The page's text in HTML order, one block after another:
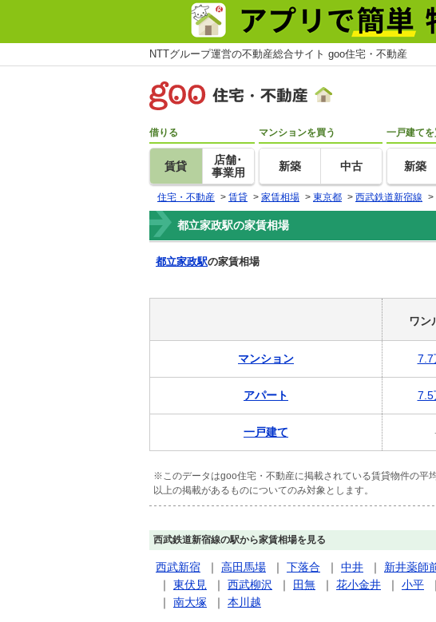
NTTグループ運営の不動産総合サイト goo住宅・不動産
借りる
賃貸
店舗･
事業用
マンションを買う
新築 中古
一戸建てを
新築
住宅・不動産 > 賃貸 > 家賃相場 > 東京都 > 西武鉄道新宿線 >
都立家政駅の家賃相場
都立家政駅の家賃相場
ワン
マンション 7.7
アパート 7.5
一戸建て
※このデータはgoo住宅・不動産に掲載されている賃貸物件の平
以上の掲載があるものについてのみ対象とします。
西武鉄道新宿線の駅から家賃相場を見る
西武新宿 ｜ 高田馬場 ｜ 下落合 ｜ 中井 ｜ 新井薬師
｜ 東伏見 ｜ 西武柳沢 ｜ 田無 ｜ 花小金井 ｜ 小平
｜ 南大塚 ｜ 本川越